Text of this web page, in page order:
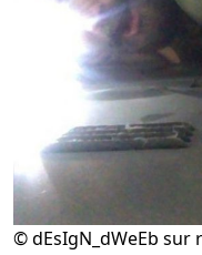
© dEsIgN_dWeEb sur